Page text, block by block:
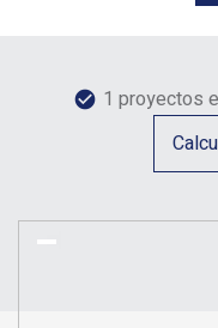
check_circle 1 proyectos